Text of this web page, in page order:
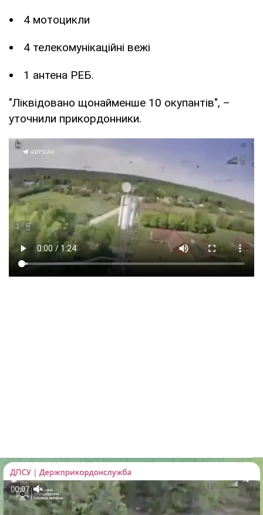
4 мотоцикли
4 телекомунікаційні вежі
1 антена РЕБ.
"Ліквідовано щонайменше 10 окупантів", –
уточнили прикордонники.